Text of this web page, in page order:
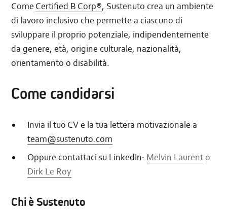
Come Certified B Corp®, Sustenuto crea un ambiente
di lavoro inclusivo che permette a ciascuno di
sviluppare il proprio potenziale, indipendentemente
da genere, età, origine culturale, nazionalità,
orientamento o disabilità.
Come candidarsi
Invia il tuo CV e la tua lettera motivazionale a
team@sustenuto.com
Oppure contattaci su LinkedIn: Melvin Laurento
Dirk Le Roy
Chi è Sustenuto